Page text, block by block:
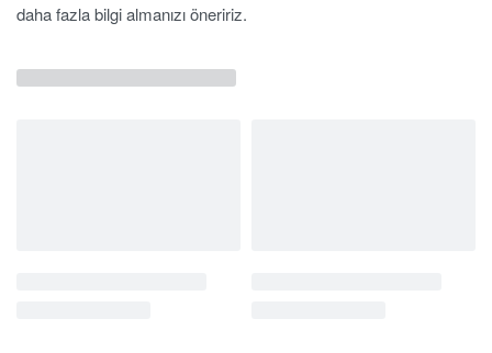
daha fazla bilgi almanızı öneririz.